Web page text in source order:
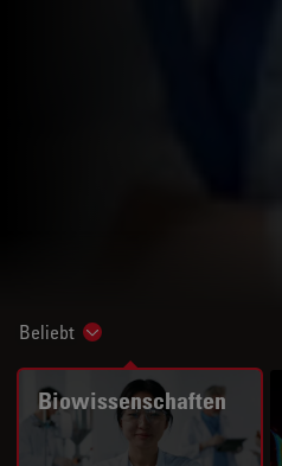
Beliebt Show subnavigation
Biowissenschaften